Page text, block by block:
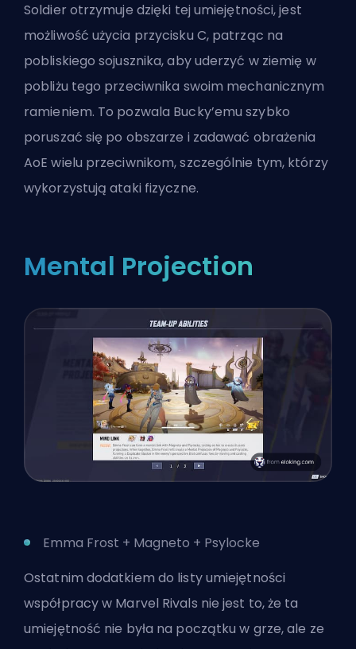
Soldier otrzymuje dzięki tej umiejętności, jest
możliwość użycia przycisku C, patrząc na
pobliskiego sojusznika, aby uderzyć w ziemię w
pobliżu tego przeciwnika swoim mechanicznym
ramieniem. To pozwala Bucky’emu szybko
poruszać się po obszarze i zadawać obrażenia
AoE wielu przeciwnikom, szczególnie tym, którzy
wykorzystują ataki fizyczne.
Mental Projection
Emma Frost + Magneto + Psylocke
Ostatnim dodatkiem do listy umiejętności
współpracy w Marvel Rivals nie jest to, że ta
umiejętność nie była na początku w grze, ale ze